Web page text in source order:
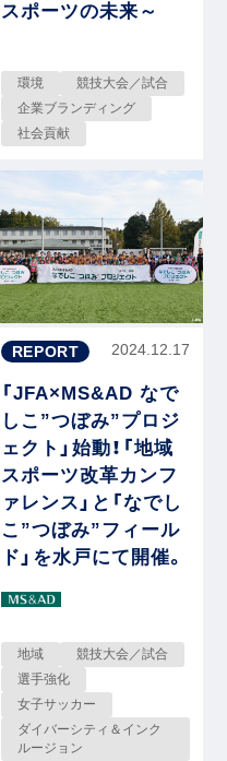
スポーツの未来～
環境
競技大会／試合
企業ブランディング
社会貢献
REPORT 2024.12.17
「JFA×MS&AD なで
しこ”つぼみ”プロジ
ェクト」始動！「地域
スポーツ改革カンフ
ァレンス」と「なでし
こ”つぼみ”フィール
ド」を水戸にて開催。
地域
競技大会／試合
選手強化
女子サッカー
ダイバーシティ＆インク
ルージョン